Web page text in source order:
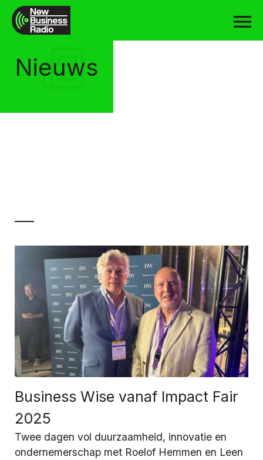
Nieuws
Business Wise vanaf Impact Fair
2025
Twee dagen vol duurzaamheid, innovatie en
ondernemerschap met Roelof Hemmen en Leen